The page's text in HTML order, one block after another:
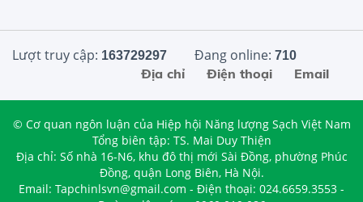
Lượt truy cập: 163729297 Đang online: 710
Email
Điện thoại
Địa chỉ
© Cơ quan ngôn luận của Hiệp hội Năng lượng Sạch Việt Nam
Tổng biên tập: TS. Mai Duy Thiện
Địa chỉ: Số nhà 16-N6, khu đô thị mới Sài Đồng, phường Phúc
Đồng, quận Long Biên, Hà Nội.
Email: Tapchinlsvn@gmail.com - Điện thoại: 024.6659.3553 -